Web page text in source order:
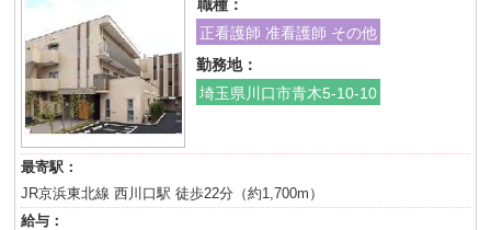
職種：
正看護師 准看護師 その他
勤務地：
埼玉県川口市青木5-10-10
最寄駅：
JR京浜東北線 西川口駅 徒歩22分（約1,700m）
給与：